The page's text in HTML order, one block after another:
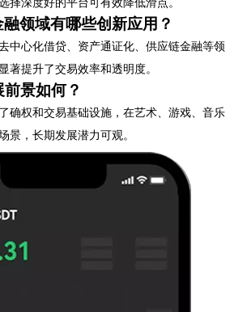
领域有哪些创新应用？
中心化借贷、资产通证化、供应链金融等领
著提升了交易效率和透明度。
景如何？
确权和交易基础设施，在艺术、游戏、音乐
景，长期发展潜力可观。